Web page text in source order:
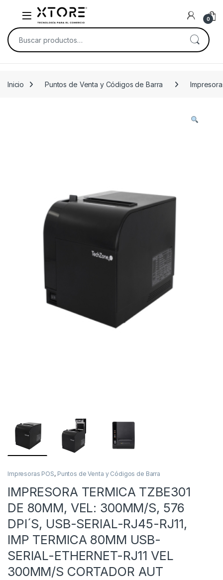
Skip to navigation
Skip to content
0
Buscar por:
Inicio Puntos de Venta y Códigos de Barra
Impresoras POS, Puntos de Venta y Códigos de Barra
IMPRESORA TERMICA TZBE301
DE 80MM, VEL: 300MM/S, 576
DPI´S, USB-SERIAL-RJ45-RJ11,
IMP TERMICA 80MM USB-
SERIAL-ETHERNET-RJ11 VEL
300MM/S CORTADOR AUT